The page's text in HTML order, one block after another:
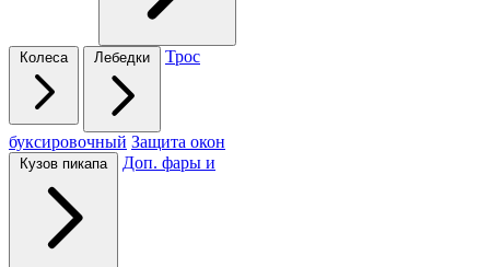
Колеса Лебедки Трос
буксировочный Защита окон
Кузов пикапа Доп. фары и